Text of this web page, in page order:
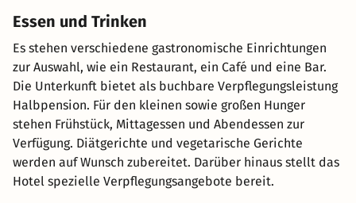
Essen und Trinken
Es stehen verschiedene gastronomische Einrichtungen
zur Auswahl, wie ein Restaurant, ein Café und eine Bar.
Die Unterkunft bietet als buchbare Verpflegungsleistung
Halbpension. Für den kleinen sowie großen Hunger
stehen Frühstück, Mittagessen und Abendessen zur
Verfügung. Diätgerichte und vegetarische Gerichte
werden auf Wunsch zubereitet. Darüber hinaus stellt das
Hotel spezielle Verpflegungsangebote bereit.